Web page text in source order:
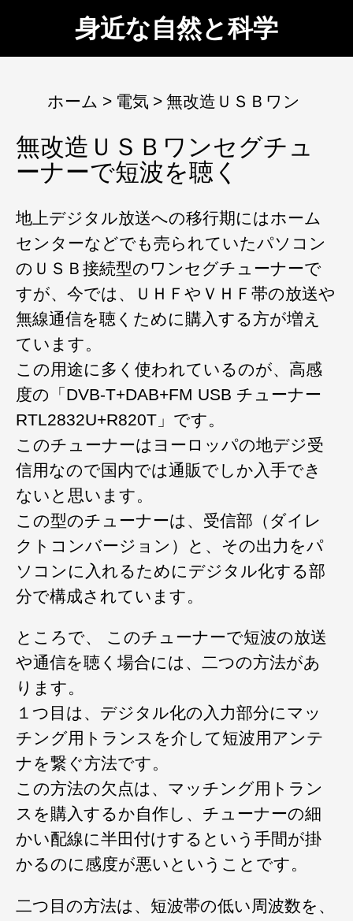
身近な自然と科学
ホーム 電気 無改造ＵＳＢワン
無改造ＵＳＢワンセグチュ
ーナーで短波を聴く
地上デジタル放送への移行期にはホーム
センターなどでも売られていたパソコン
のＵＳＢ接続型のワンセグチューナーで
すが、今では、ＵＨＦやＶＨＦ帯の放送や
無線通信を聴くために購入する方が増え
ています。
この用途に多く使われているのが、高感
度の「DVB-T+DAB+FM USB チューナー
RTL2832U+R820T」です。
このチューナーはヨーロッパの地デジ受
信用なので国内では通販でしか入手でき
ないと思います。
この型のチューナーは、受信部（ダイレ
クトコンバージョン）と、その出力をパ
ソコンに入れるためにデジタル化する部
分で構成されています。
ところで、 このチューナーで短波の放送
や通信を聴く場合には、二つの方法があ
ります。
１つ目は、デジタル化の入力部分にマッ
チング用トランスを介して短波用アンテ
ナを繋ぐ方法です。
この方法の欠点は、マッチング用トラン
スを購入するか自作し、チューナーの細
かい配線に半田付けするという手間が掛
かるのに感度が悪いということです。
二つ目の方法は、短波帯の低い周波数を、